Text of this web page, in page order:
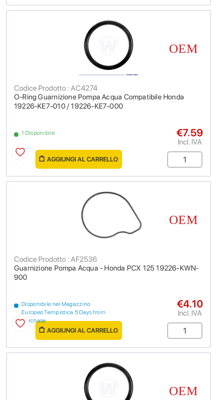
O-Ring Guarnizione Pompa Acqua Compatibile Honda
19226-KE7-010 / 19226-KE7-000
Codice Prodotto : AC4274
1 Disponibile €7.59
Incl. IVA
AGGIUNGI AL CARRELLO
Guarnizione Pompa Acqua - Honda PCX 125 19226-KWN-
900
Codice Prodotto : AF2536
Disponibile nel Magazzino
Europeo Tempistica 5 Days from
purchase
€4.10
Incl. IVA
AGGIUNGI AL CARRELLO